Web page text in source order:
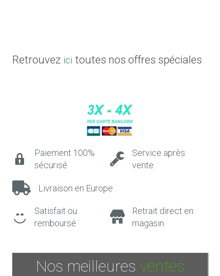
Retrouvez ici toutes nos offres spéciales
Paiement 100%
sécurisé
Service après
vente
Livraison en Europe
Satisfait ou
remboursé
Retrait direct en
magasin
Nos meilleures ventes